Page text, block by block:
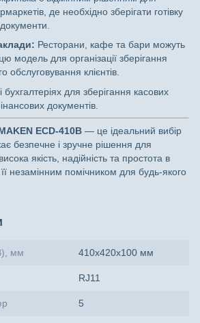
де необхідно зберігати готівку
Ресторани, кафе та бари можуть
модель для організації зберігання
обслуговування клієнтів.
бухгалтеріях для зберігання касових
документів.
ECD-410B — це ідеальний вибір
безпечне і зручне рішення для
якість, надійність та простота в
її незамінним помічником для будь-якого
мм 410х420х100 мм
RJ11
5